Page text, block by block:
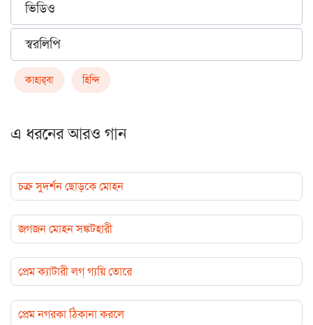
ভিডিও
স্বরলিপি
কাহার্‌বা হিন্দি
এ ধরনের আরও গান
চক্র সুদর্শন ছোড়কে মোহন
জগজন মোহন সঙ্কটহারী
প্রেম ক্যাটারী লগ্‌ গ্যয়ি তোরে
প্রেম নগরকা ঠিকানা করলে